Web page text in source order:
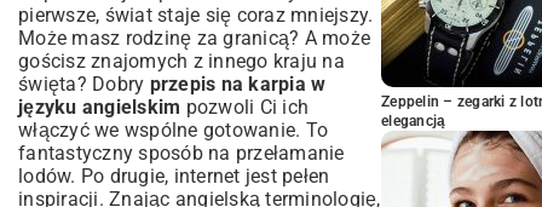
Rozwiązywanie Typowych Problemów w
Kuchni
Podsumowanie: Kulinarna Podróż z
Karpia po Angielsku
pierwsze, świat staje się coraz mniejszy.
Może masz rodzinę za granicą? A może
gościsz znajomych z innego kraju na
święta? Dobry przepis na karpia w
języku angielskim pozwoli Ci ich
włączyć we wspólne gotowanie. To
fantastyczny sposób na przełamanie
lodów. Po drugie, internet jest pełen
inspiracji. Znając angielską terminologię,
Zeppelin – zegarki z
elegancją